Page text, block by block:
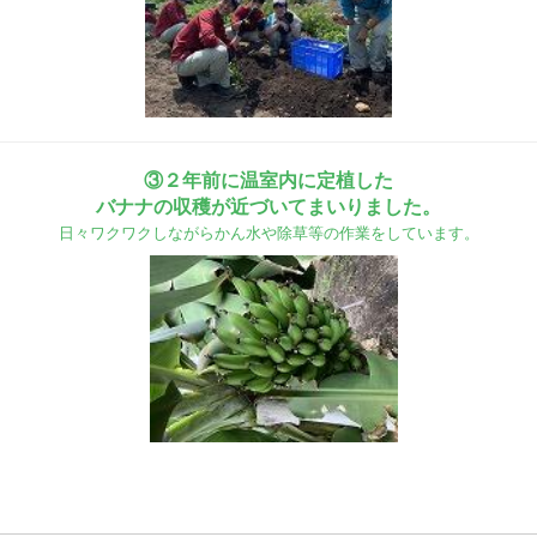
③２年前に温室内に定植した
バナナの収穫が近づいてまいりました。
日々ワクワクしながらかん水や除草等の作業をしています。